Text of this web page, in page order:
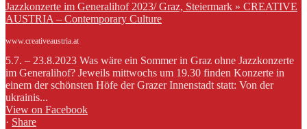
Jazzkonzerte im Generalihof 2023/ Graz, Steiermark » CREATIVE
AUSTRIA – Contemporary Culture
www.creativeaustria.at
5.7. – 23.8.2023 Was wäre ein Sommer in Graz ohne Jazzkonzerte
im Generalihof? Jeweils mittwochs um 19.30 finden Konzerte in
einem der schönsten Höfe der Grazer Innenstadt statt: Von der
ukrainis...
View on Facebook
· Share